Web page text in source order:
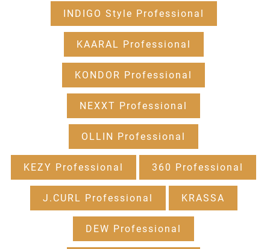
INDIGO Style Professional
KAARAL Professional
KONDOR Professional
NEXXT Professional
OLLIN Professional
KEZY Professional 360 Professional
J.CURL Professional KRASSA
DEW Professional